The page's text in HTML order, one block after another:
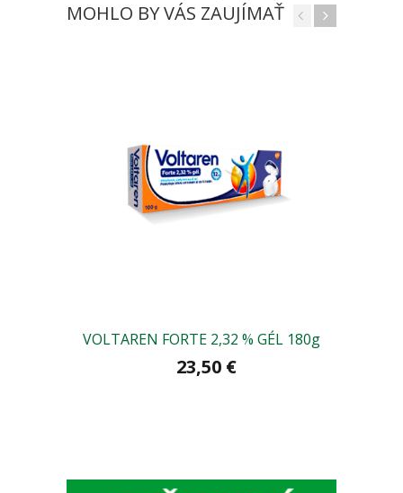
MOHLO BY VÁS ZAUJÍMAŤ
VOLTAREN FORTE 2,32 % GÉL 180g
23,50 €